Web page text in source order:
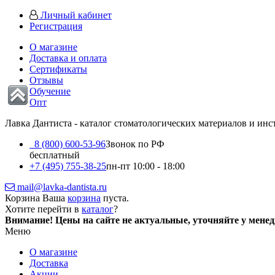
Личный кабинет
Регистрация
О магазине
Доставка и оплата
Сертификаты
Отзывы
Обучение
Опт
Лавка Дантиста - каталог стоматологических материалов и
8 (800) 600-53-96Звонок по РФ
бесплатный
+7 (495) 755-38-25пн-пт 10:00 - 18:00
mail@lavka-dantista.ru
Корзина Ваша корзина пуста.
Хотите перейти в каталог?
Внимание! Цены на сайте не актуальные, уточняйте у
Меню
О магазине
Доставка